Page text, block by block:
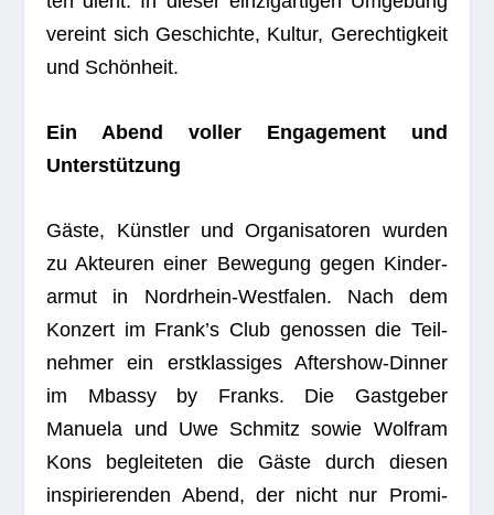
ver­eint sich Geschichte, Kul­tur, Gerech­tig­keit
und Schönheit.
Ein Abend vol­ler Enga­ge­ment und
Unterstützung
Gäste, Künst­ler und Orga­ni­sa­to­ren wur­den
zu Akteu­ren einer Bewe­gung gegen Kin­der­
ar­mut in Nord­rhein-West­fa­len. Nach dem
Kon­zert im Frank’s Club genos­sen die Teil­
neh­mer ein erst­klas­si­ges After­show-Din­ner
im Mbassy by Franks. Die Gast­ge­ber
Manuela und Uwe Schmitz sowie Wolf­ram
Kons beglei­te­ten die Gäste durch die­sen
inspi­rie­ren­den Abend, der nicht nur Pro­mi­